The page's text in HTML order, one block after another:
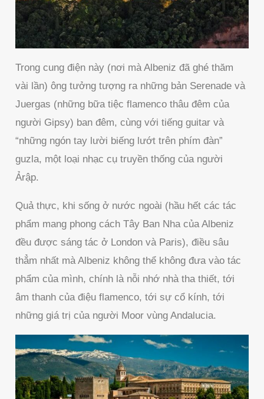
Trong cung điện này (nơi mà Albeniz đã ghé thăm
vài lần) ông tưởng tượng ra những bản Serenade và
Juergas (những bữa tiệc flamenco thâu đêm của
người Gipsy) ban đêm, cùng với tiếng guitar và
“những ngón tay lười biếng lướt trên phím đàn”
guzla, một loại nhạc cụ truyền thống của người
Ảrập.
Quả thực, khi sống ở nước ngoài (hầu hết các tác
phẩm mang phong cách Tây Ban Nha của Albeniz
đều được sáng tác ở London và Paris), điều sâu
thẳm nhất mà Albeniz không thể không đưa vào tác
phẩm của mình, chính là nỗi nhớ nhà tha thiết, tới
âm thanh của điệu flamenco, tới sự cổ kính, tới
những giá trị của người Moor vùng Andalucia.